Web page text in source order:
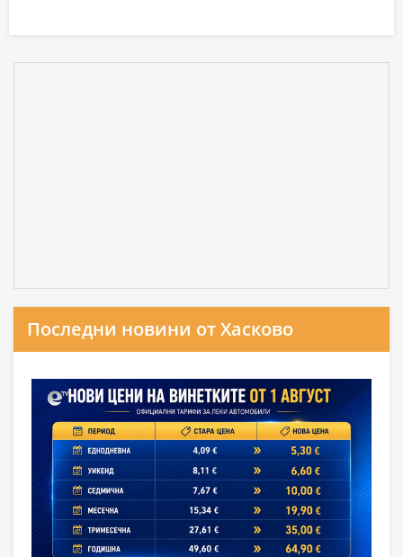
Последни новини от Хасково